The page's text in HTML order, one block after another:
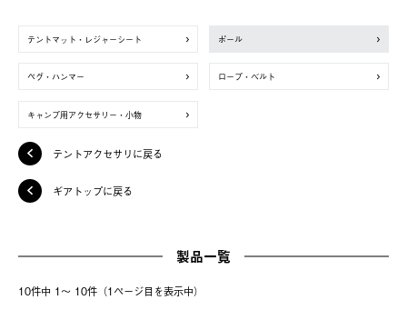
テントマット・レジャーシート ポール
ペグ・ハンマー ロープ・ベルト
キャンプ用アクセサリー・小物
テントアクセサリに戻る
ギアトップに戻る
製品一覧
10件中 1〜 10件（1ページ⽬を表⽰中）